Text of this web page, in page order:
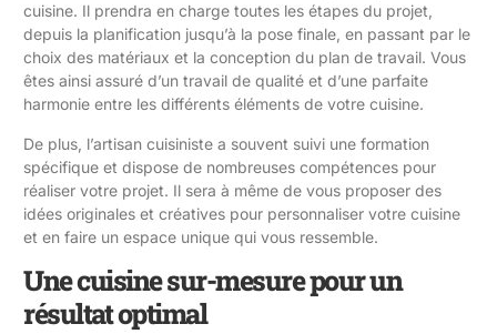
cuisine. Il prendra en charge toutes les étapes du projet,
depuis la planification jusqu’à la pose finale, en passant par le
choix des matériaux et la conception du plan de travail. Vous
êtes ainsi assuré d’un travail de qualité et d’une parfaite
harmonie entre les différents éléments de votre cuisine.
De plus, l’artisan cuisiniste a souvent suivi une formation
spécifique et dispose de nombreuses compétences pour
réaliser votre projet. Il sera à même de vous proposer des
idées originales et créatives pour personnaliser votre cuisine
et en faire un espace unique qui vous ressemble.
Une cuisine sur-mesure pour un
résultat optimal